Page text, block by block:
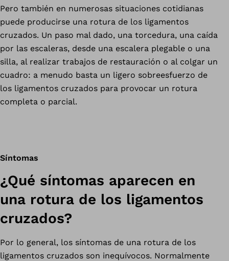
Pero también en numerosas situaciones cotidianas
puede producirse una rotura de los ligamentos
cruzados. Un paso mal dado, una torcedura, una caída
por las escaleras, desde una escalera plegable o una
silla, al realizar trabajos de restauración o al colgar un
cuadro: a menudo basta un ligero sobreesfuerzo de
los ligamentos cruzados para provocar un rotura
completa o parcial.
Síntomas
¿Qué síntomas aparecen en
una rotura de los ligamentos
cruzados?
Por lo general, los síntomas de una rotura de los
ligamentos cruzados son inequívocos. Normalmente